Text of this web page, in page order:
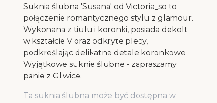
Suknia ślubna 'Susana' od Victoria_so to
połączenie romantycznego stylu z glamour.
Wykonana z tiulu i koronki, posiada dekolt
w kształcie V oraz odkryte plecy,
podkreślając delikatne detale koronkowe.
Wyjątkowe suknie ślubne - zapraszamy
panie z Gliwice.
Ta suknia ślubna może być dostępna w